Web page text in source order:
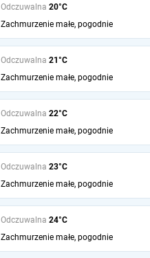
Odczuwalna 20°C
Zachmurzenie małe, pogodnie
Odczuwalna 21°C
Zachmurzenie małe, pogodnie
Odczuwalna 22°C
Zachmurzenie małe, pogodnie
Odczuwalna 23°C
Zachmurzenie małe, pogodnie
Odczuwalna 24°C
Zachmurzenie małe, pogodnie